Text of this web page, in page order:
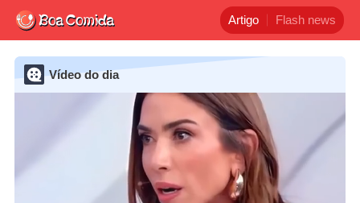
Artigo Flash news
Vídeo do dia